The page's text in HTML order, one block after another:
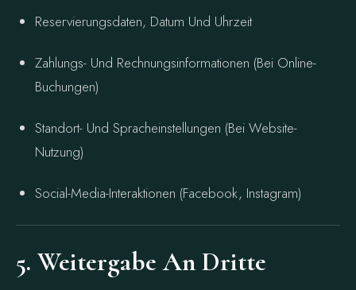
Reservierungsdaten, Datum Und Uhrzeit
Zahlungs- Und Rechnungsinformationen (bei Online-
Buchungen)
Standort- Und Spracheinstellungen (bei Website-
Nutzung)
Social-Media-Interaktionen (Facebook, Instagram)
5. Weitergabe An Dritte